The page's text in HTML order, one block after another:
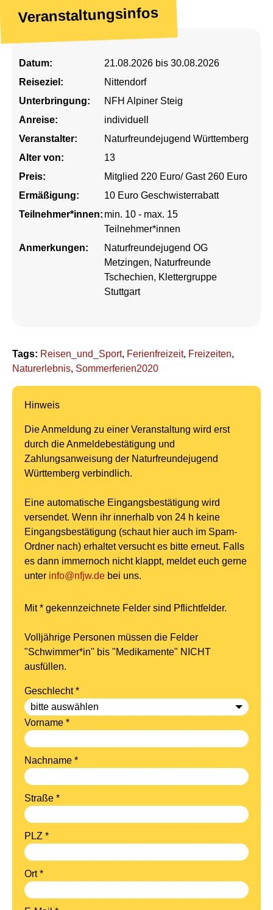
Veranstaltungsinfos
Datum:
21.08.2026 bis 30.08.2026
Reiseziel:
Nittendorf
Unterbringung:
NFH Alpiner Steig
Anreise:
individuell
Veranstalter:
Naturfreundejugend Württemberg
Alter von:
13
Preis:
Mitglied 220 Euro/ Gast 260 Euro
Ermäßigung:
10 Euro Geschwisterrabatt
Teilnehmer*innen: min. 10 - max. 15
Teilnehmer*innen
Anmerkungen:
Naturfreundejugend OG
Metzingen, Naturfreunde
Tschechien, Klettergruppe
Stuttgart
Tags: Reisen_und_Sport, Ferienfreizeit, Freizeiten,
Naturerlebnis, Sommerferien2020
Hinweis
Die Anmeldung zu einer Veranstaltung wird erst
durch die Anmeldebestätigung und
Zahlungsanweisung der Naturfreundejugend
Württemberg verbindlich.
Eine automatische Eingangsbestätigung wird
versendet. Wenn ihr innerhalb von 24 h keine
Eingangsbestätigung (schaut hier auch im Spam-
Ordner nach) erhaltet versucht es bitte erneut. Falls
es dann immernoch nicht klappt, meldet euch gerne
unter info nfjw.de bei uns.
Mit * gekennzeichnete Felder sind Pflichtfelder.
Volljährige Personen müssen die Felder
"Schwimmer*in" bis "Medikamente" NICHT
ausfüllen.
Geschlecht *
Vorname *
Nachname *
Straße *
PLZ *
Ort *